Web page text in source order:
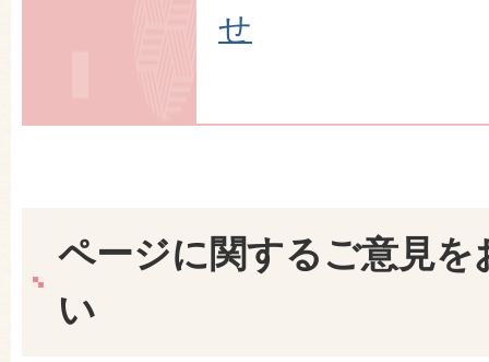
せ
ページに関するご意見を
い